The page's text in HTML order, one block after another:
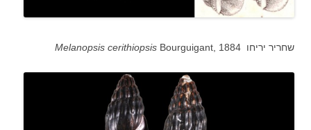
Melanopsis cerithiopsis Bourguigant, 1884 שחריר יריחו